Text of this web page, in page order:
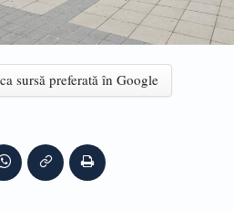
sursă preferată în Google